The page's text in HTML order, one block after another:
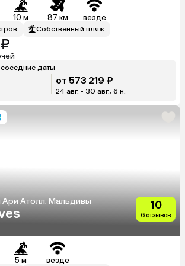
10 м 87 км везде
Собственный пляж
даты
от 573 219 ₽
24 авг. - 30 авг., 6 н.
Атолл, Мальдивы 10
6 отзывов
5 м везде